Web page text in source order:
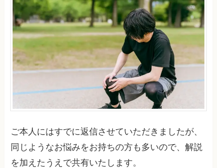
ご本人にはすでに返信させていただきましたが、
同じようなお悩みをお持ちの方も多いので、解説
を加えたうえで共有いたします。